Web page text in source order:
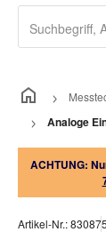
Analoge
ACHTUNG:
Artikel-Nr.:830875